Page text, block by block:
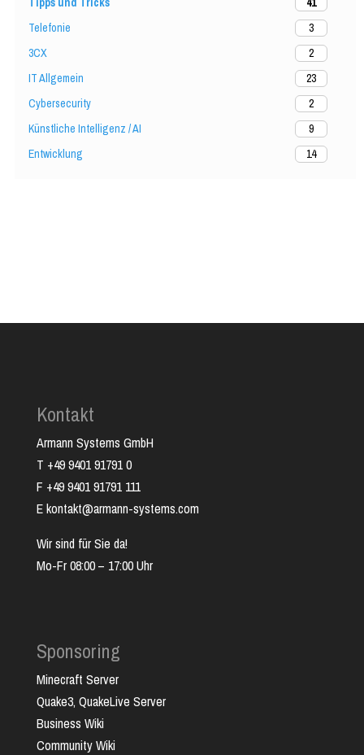
Telefonie
3
3CX
2
IT Allgemein
23
Cybersecurity
2
Künstliche Intelligenz / AI
9
Entwicklung
14
Kontakt
Armann Systems GmbH
T +49 9401 91791 0
F +49 9401 91791 111
E kontakt@armann-systems.com
Wir sind für Sie da!
Mo-Fr 08:00 – 17:00 Uhr
Sponsoring
Minecraft Server
Quake3, QuakeLive Server
Business Wiki
Community Wiki